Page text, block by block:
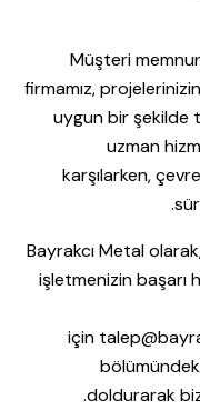
Müşteri
firmamız,
uygun bir şekilde
uzman
karşılarken,
Bayrakcı Metal
işletmenizin başarı
için
”
doldurarak